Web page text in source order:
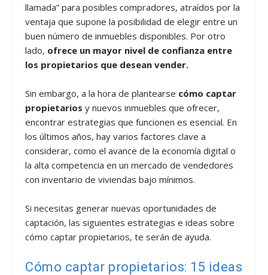
llamada” para posibles compradores, atraídos por la
ventaja que supone la posibilidad de elegir entre un
buen número de inmuebles disponibles. Por otro
lado, ofrece un mayor nivel de confianza entre
los propietarios que desean vender.
Sin embargo, a la hora de plantearse cómo captar
propietarios y nuevos inmuebles que ofrecer,
encontrar estrategias que funcionen es esencial. En
los últimos años, hay varios factores clave a
considerar, como el avance de la economía digital o
la alta competencia en un mercado de vendedores
con inventario de viviendas bajo mínimos.
Si necesitas generar nuevas oportunidades de
captación, las siguientes estrategias e ideas sobre
cómo captar propietarios, te serán de ayuda.
Cómo captar propietarios: 15 ideas